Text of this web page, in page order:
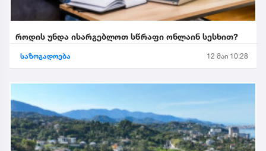
როდის უნდა ისარგებლოთ სწრაფი ონლაინ სესხით?
საზოგადოება 12 მაი 10:28